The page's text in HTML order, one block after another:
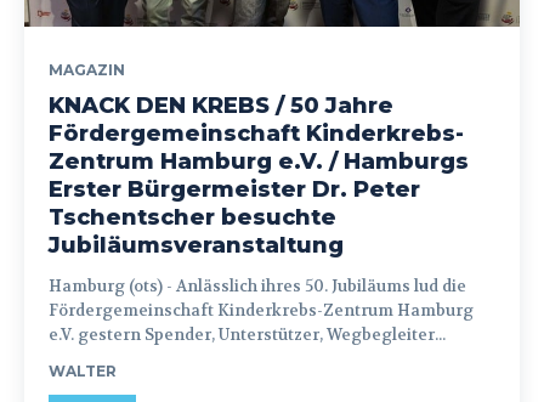
MAGAZIN
KNACK DEN KREBS / 50 Jahre
Fördergemeinschaft Kinderkrebs-
Zentrum Hamburg e.V. / Hamburgs
Erster Bürgermeister Dr. Peter
Tschentscher besuchte
Jubiläumsveranstaltung
Hamburg (ots) - Anlässlich ihres 50. Jubiläums lud die
Fördergemeinschaft Kinderkrebs-Zentrum Hamburg
e.V. gestern Spender, Unterstützer, Wegbegleiter...
WALTER